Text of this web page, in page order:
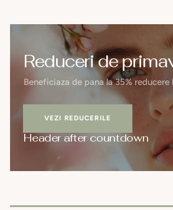
Reduceri de
Beneficiaza de pana la 35% reducere
VEZI REDUCERILE
Header after countdown